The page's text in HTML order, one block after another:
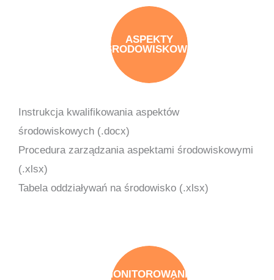
ASPEKTY
ŚRODOWISKOWE
Instrukcja kwalifikowania aspektów
środowiskowych (.docx)
Procedura zarządzania aspektami środowiskowymi
(.xlsx)
Tabela oddziaływań na środowisko (.xlsx)
MONITOROWANIE